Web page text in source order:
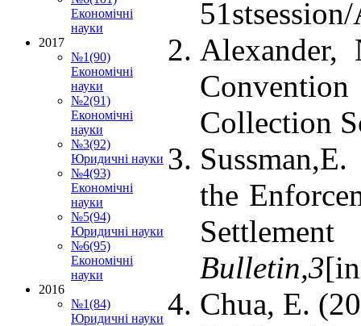
Alexander,
Collection
the
Bulletin,3
Chua, E.
Економічні
науки
2017
№1(90)
Економічні
науки
№2(91)
Економічні
науки
№3(92)
Юридичні науки
№4(93)
Економічні
науки
№5(94)
Юридичні науки
№6(95)
Економічні
науки
2016
№1(84)
Юридичні науки